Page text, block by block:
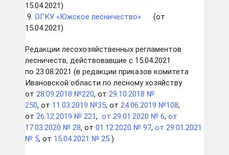
15.04.2021)
9. ОГКУ «Южское лесничество» (от
15.04.2021)
Редакции лесохозяйственных регламентов
лесничеств, действовавшие с 15.04.2021
по 23.08.2021 (в редакции приказов комитета
Ивановской области по лесному хозяйству
от 28.09.2018 №220, от 29.10.2018 №
250, от 11.03.2019 №35, от 24.06.2019 №108,
от 26.12.2019 № 221, от 29.01.2020 № 6, от
17.03.2020 № 28, от 01.12.2020 № 97, от 29.01.2021
№ 5, от 15.04.2021 № 25 )